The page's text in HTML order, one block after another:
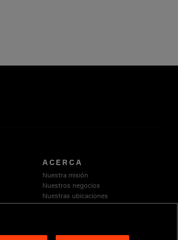
ACERCA
Nuestra misión
Nuestros negocios
Nuestras ubicaciones
Nuestra fundación